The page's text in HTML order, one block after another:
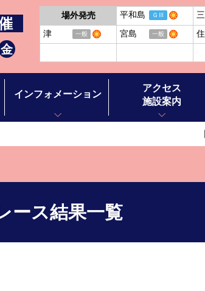
金
場外発売 平和島 ＧⅢ
津 一般 宮島 一般
インフォメーション
アクセス
施設案内
ボートレースチケッ
【次
ース結果一覧